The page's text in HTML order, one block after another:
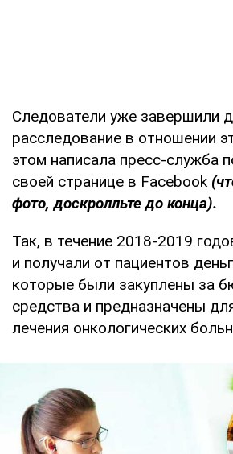
Следователи уже завершили
расследование в отношении
этом написала пресс-служба
своей странице в Facebook
фото, доскролльте до конца).
Так, в течение 2018-2019
и получали от пациентов
которые были закуплены за
средства и предназначены
лечения онкологических